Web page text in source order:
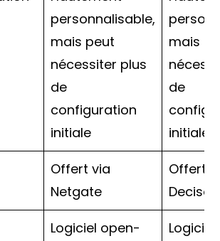
personnalisable,
mais peut
nécessiter plus
de
configuration
initiale
mais
de
initiale
Offert via
Netgate
Offert
Deciso
Logiciel open-